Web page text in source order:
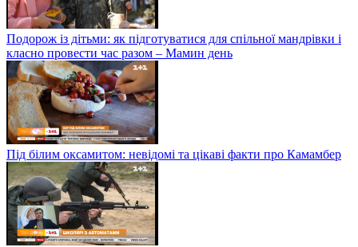
Подорож із дітьми: як підготуватися для спільної мандрівки і
класно провести час разом – Мамин день
Під білим оксамитом: невідомі та цікаві факти про Камамбер